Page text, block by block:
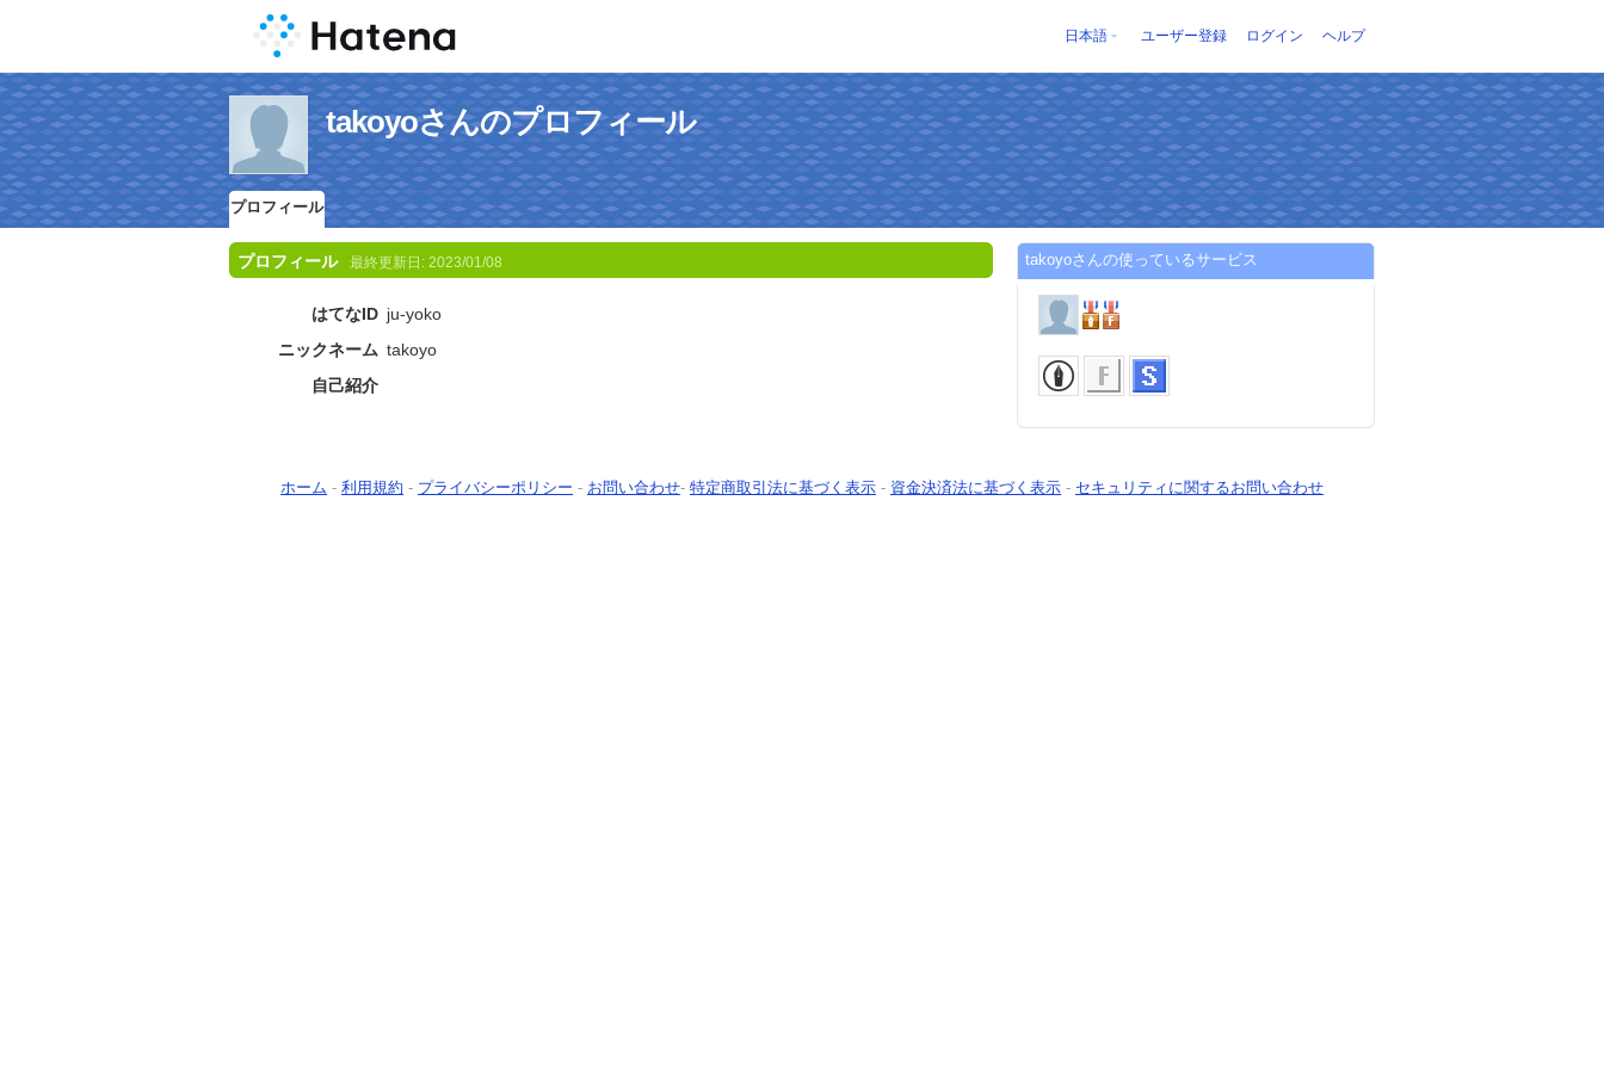
日本語 ユーザー登録 ログイン ヘルプ
takoyoさんのプロフィール
プロフィール
プロフィール 最終更新日: 2023/01/08
はてなID ju-yoko
ニックネーム takoyo
自己紹介
takoyoさんの使っているサービス
ホーム - 利用規約 - プライバシーポリシー - お問い合わせ- 特定商取引法に基づく表示 - 資金決済法に基づく表示 - セキュリティに関するお問い合わせ